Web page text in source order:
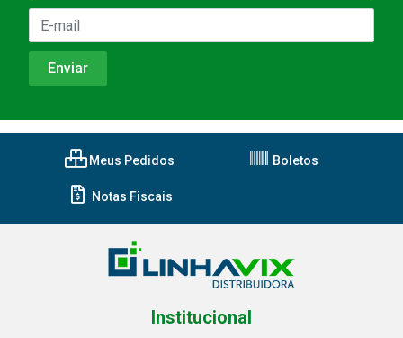
Meus Pedidos Boletos
Notas Fiscais
Institucional